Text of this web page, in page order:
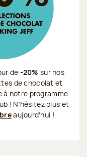
de -20% sur nos
de chocolat et
à notre programme
! N'hésitez plus et
aujourd'hui !